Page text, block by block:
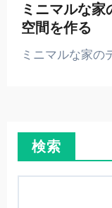
ミニマルな
空間を作る
ミニマルな家
検索